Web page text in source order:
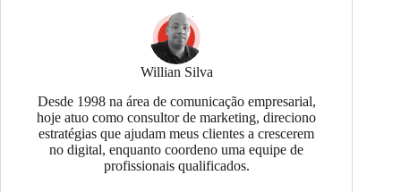
Willian Silva
Desde 1998 na área de comunicação empresarial,
hoje atuo como consultor de marketing, direciono
estratégias que ajudam meus clientes a crescerem
no digital, enquanto coordeno uma equipe de
profissionais qualificados.